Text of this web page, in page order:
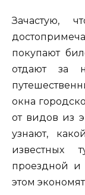
Зачастую,
покупают
отдают за
окна
от видов из
узнают,
известных
проездной и
этом